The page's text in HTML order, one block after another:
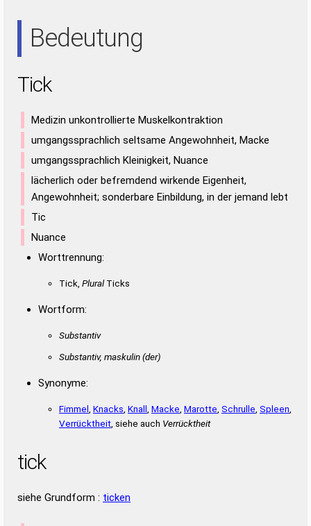
Bedeutung
Tick
Medizin unkontrollierte Muskelkontraktion
umgangssprachlich seltsame Angewohnheit, Macke
umgangssprachlich Kleinigkeit, Nuance
lächerlich oder befremdend wirkende Eigenheit,
Angewohnheit; sonderbare Einbildung, in der jemand lebt
Tic
Nuance
Worttrennung:
Tick, PluralTicks
Wortform:
Substantiv
Substantiv, maskulin(der)
Synonyme:
Fimmel Knacks Knall Macke Marotte Schrulle Spleen
Verrücktheit , siehe auch Verrücktheit
tick
siehe Grundform : ticken